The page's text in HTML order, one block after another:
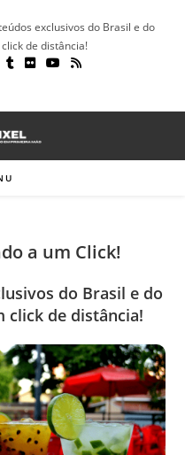
exclusivos do Brasil e do
de distância!
a um Click!
do Brasil e do
click de distância!